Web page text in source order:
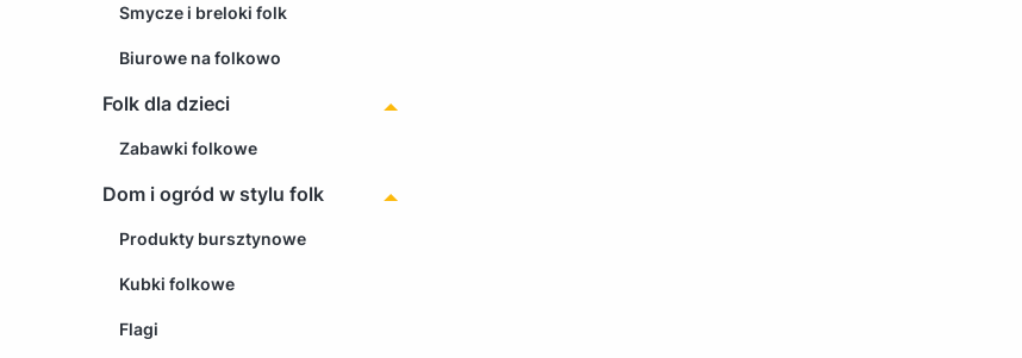
Smycze i breloki folk
Biurowe na folkowo
Folk dla dzieci
Zabawki folkowe
Dom i ogród w stylu folk
Produkty bursztynowe
Kubki folkowe
Flagi